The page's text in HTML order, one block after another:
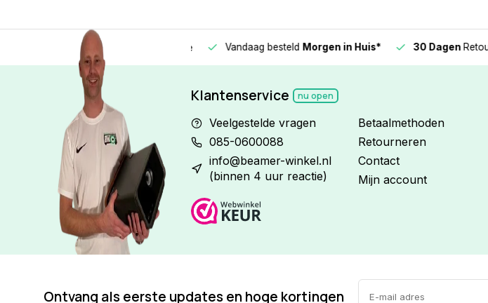
3 gelijke delen Vandaag besteldMorgen in Huis* 30 DagenRetour*
Klantenservice nu open
Veelgestelde vragen
085-0600088
info@beamer-winkel.nl
(binnen 4 uur reactie)
Betaalmethoden
Retourneren
Contact
Mijn account
Ontvang als eerste updates en hoge kortingen